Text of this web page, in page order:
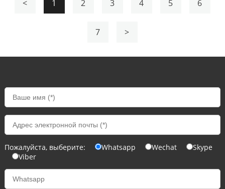
< 1 2 3 4 5 6
7 >
Пожалуйста, выберите: Whatsapp Wechat
Skype
Viber